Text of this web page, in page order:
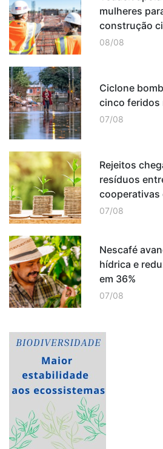
mulheres
construção
08/08
Ciclone
cinco feridos
07/08
Rejeitos
resíduos
cooperativas
07/08
Nescafé
hídrica e
em 36%
07/08